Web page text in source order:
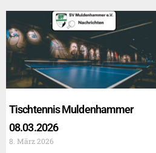
Tischtennis Muldenhammer
08.03.2026
8. März 2026